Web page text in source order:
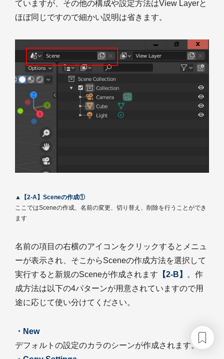
ていますが、その他の構成や設定方法はView Layerと
ほぼ同じですので細かい説明は省きます。
▲【2-A】Sceneの作成①
ここではSceneの作成、名前の変更、切り替え、削除を行うことができ
ます
名前の項目の右横のアイコンをクリックするとメニュ
ーが表示され、そこからSceneの作成方法を選択して
実行すると新規のSceneが作成されます 【2-B】
。作
成方法は以下の4パターンが用意されていますので用
途に応じて使い分けてください。
・New
デフォルトの設定のカラのシーンが作成されます。